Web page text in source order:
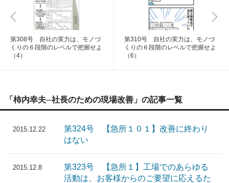
第308号 自社の実力は、モノづ
くりの６段階のレベルで把握せよ
（4）
第310号 自社の実力は、モノづ
くりの６段階のレベルで把握せよ
（6）
「柿内幸夫─社長のための現場改善」の記事一覧
2015.12.22
第324号 【急所１０１】改善に終わり
はない
2015.12.8
第323号 【急所１】工場でのあらゆる
活動は、お客様からのご要望に応えるた